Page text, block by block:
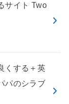
サイト Two
くする＋英
パのシラブ